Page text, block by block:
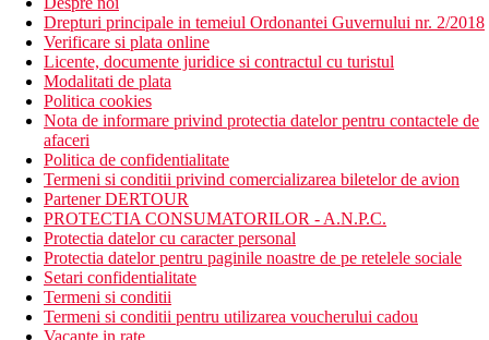
Drepturi principale in temeiul Ordonantei Guvernului nr. 2/2018
Verificare si plata online
Licente, documente juridice si contractul cu turistul
Modalitati de plata
Politica cookies
Nota de informare privind protectia datelor pentru contactele de
afaceri
Politica de confidentialitate
Termeni si conditii privind comercializarea biletelor de avion
Partener DERTOUR
PROTECTIA CONSUMATORILOR - A.N.P.C.
Protectia datelor cu caracter personal
Protectia datelor pentru paginile noastre de pe retelele sociale
Setari confidentialitate
Termeni si conditii
Termeni si conditii pentru utilizarea voucherului cadou